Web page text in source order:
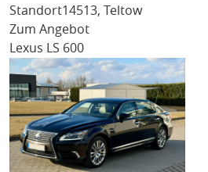
Standort14513, Teltow
Zum Angebot
Lexus LS 600